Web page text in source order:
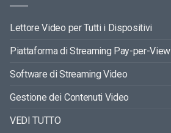
Lettore Video per Tutti i Dispositivi
Piattaforma di Streaming Pay-per-View
Software di Streaming Video
Gestione dei Contenuti Video
VEDI TUTTO